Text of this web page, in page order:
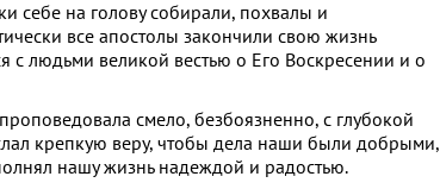
себе на голову собирали, похвалы и
все апостолы закончили свою жизнь
с людьми великой вестью о Его Воскресении и о
смело, безбоязненно, с глубокой
крепкую веру, чтобы дела наши были добрыми,
нашу жизнь надеждой и радостью.